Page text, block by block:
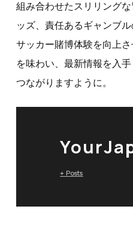
組み合わせたスリリング
ッズ、責任あるギャンブ
サッカー賭博体験を向上
を味わい、最新情報を入
つながりますように。
+ Posts